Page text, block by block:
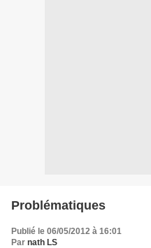
Problématiques
Publié le 06/05/2012 à 16:01
Par nath LS